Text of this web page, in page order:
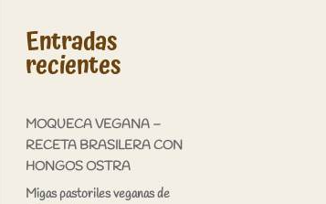
Entradas
recientes
MOQUECA VEGANA –
RECETA BRASILERA CON
HONGOS OSTRA
Migas pastoriles veganas de